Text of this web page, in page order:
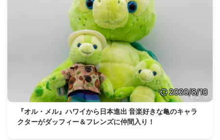
2020/8/10
『オル・メル』ハワイから日本進出 音楽好きな亀のキャラ
クターがダッフィー＆フレンズに仲間入り！